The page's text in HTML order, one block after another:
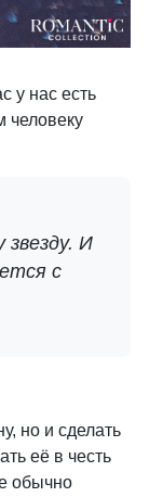
у нас есть
человеку
И
с
но и сделать
её в честь
обычно